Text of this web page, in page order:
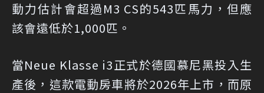
動力估計會超過M3 CS的543匹馬力，但應
該會遠低於1,000匹。
當Neue Klasse i3正式於德國慕尼黑投入生
產後，這款電動房車將於2026年上市，而原